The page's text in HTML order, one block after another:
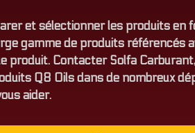
et sélectionner les produits en
gamme de produits référencés
produit. Contacter Solfa
Q8 Oils dans de nombreux
aider.